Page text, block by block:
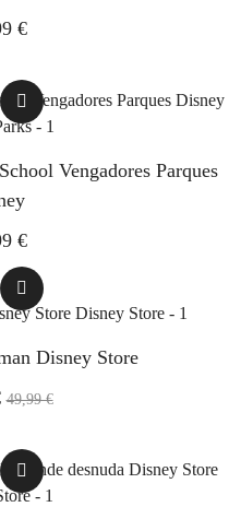
€
Vengadores Parques
€
Disney Store
49,99 €